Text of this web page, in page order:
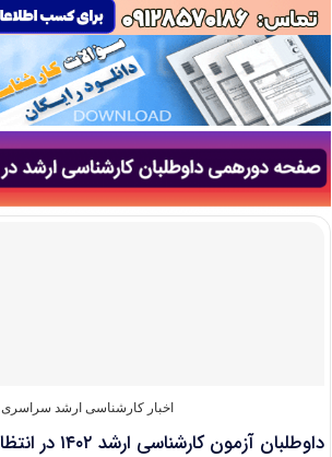
اخبار کارشناسی ارشد سراسری
داوطلبان آزمون کارشناسی ارشد ۱۴۰۲ در انتظار تکمیل ظرفیت